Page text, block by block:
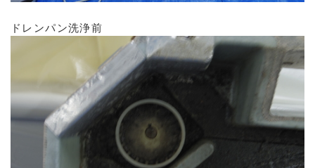
ドレンパン洗浄前